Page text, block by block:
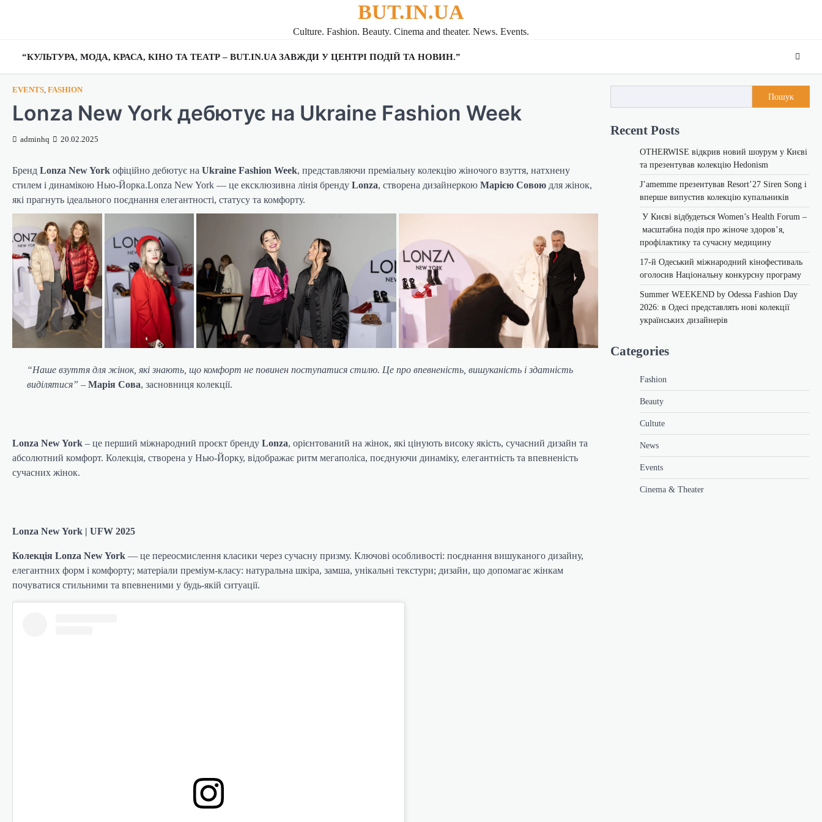
BUT.IN.UA
Culture. Fashion. Beauty. Cinema and theater. News. Events.
“КУЛЬТУРА, МОДА, КРАСА, КІНО ТА ТЕАТР – BUT.IN.UA ЗАВЖДИ У ЦЕНТРІ ПОДІЙ ТА НОВИН.”
EVENTS, FASHION
Lonza New York дебютує на Ukraine Fashion Week
adminhq 20.02.2025
Бренд Lonza New York офіційно дебютує на Ukraine Fashion Week, представляючи преміальну колекцію жіночого взуття, натхнену
стилем і динамікою Нью-Йорка.Lonza New York — це ексклюзивна лінія бренду Lonza, створена дизайнеркою Марією Совою для жінок,
які прагнуть ідеального поєднання елегантності, статусу та комфорту.
“Наше взуття для жінок, які знають, що комфорт не повинен поступатися стилю. Це про впевненість, вишуканість і здатність
виділятися” – Марія Сова, засновниця колекції.
Lonza New York – це перший міжнародний проєкт бренду Lonza, орієнтований на жінок, які цінують високу якість, сучасний дизайн та
абсолютний комфорт. Колекція, створена у Нью-Йорку, відображає ритм мегаполіса, поєднуючи динаміку, елегантність та впевненість
сучасних жінок.
Lonza New York | UFW 2025
Колекція Lonza New York — це переосмислення класики через сучасну призму. Ключові особливості: поєднання вишуканого дизайну,
елегантних форм і комфорту; матеріали преміум-класу: натуральна шкіра, замша, унікальні текстури; дизайн, що допомагає жінкам
почуватися стильними та впевненими у будь-якій ситуації.
Пошук
Recent Posts
OTHERWISE відкрив новий шоурум у Києві
та презентував колекцію Hedonism
J’amemme презентував Resort’27 Siren Song і
вперше випустив колекцію купальників
У Києві відбудеться Women’s Health Forum –
масштабна подія про жіноче здоров’я,
профілактику та сучасну медицину
17-й Одеський міжнародний кінофестиваль
оголосив Національну конкурсну програму
Summer WEEKEND by Odessa Fashion Day
2026: в Одесі представлять нові колекції
українських дизайнерів
Categories
Fashion
Beauty
Cultute
News
Events
Cinema & Theater